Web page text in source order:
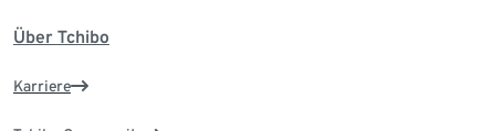
Über Tchibo
Karriere